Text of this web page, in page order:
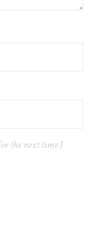
the next time I